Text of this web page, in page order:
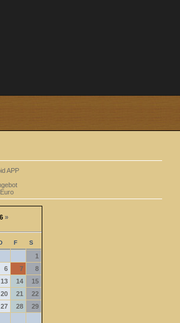
APP
»
F S
1
6 7
8
13 14
15
20 21
22
27 28
29